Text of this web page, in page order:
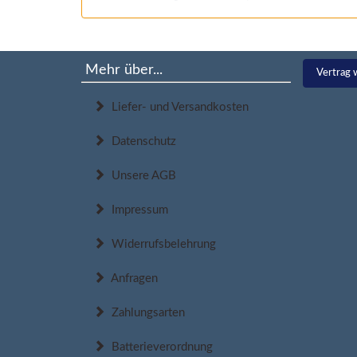
Mehr über...
Liefer- und Versandkosten
Datenschutz
Unsere AGB
Impressum
Widerrufsbelehrung
Anfragen
Zahlungsarten
Batterieverordnung
Vertrag